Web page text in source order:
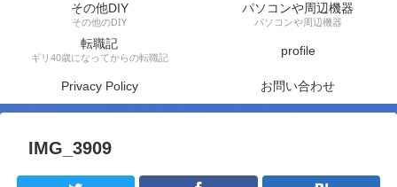
その他DIY
その他のDIY
パソコンや周辺機器
パソコンや周辺機器
転職記
ギリ40歳になってからの転職記 profile
Privacy Policy お問い合わせ
IMG_3909